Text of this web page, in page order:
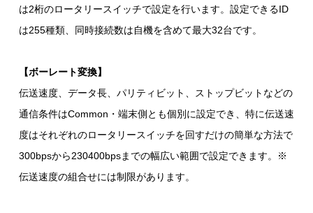
は2桁のロータリースイッチで設定を行います。設定できるID
は255種類、同時接続数は自機を含めて最大32台です。
【ボーレート変換】
伝送速度、データ長、パリティビット、ストップビットなどの
通信条件はCommon・端末側とも個別に設定でき、特に伝送速
度はそれぞれのロータリースイッチを回すだけの簡単な方法で
300bpsから230400bpsまでの幅広い範囲で設定できます。※
伝送速度の組合せには制限があります。